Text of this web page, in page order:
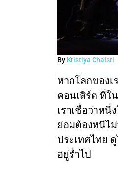
By Kristiya Chaisri
หากโลกของเ
คอนเสิร์ต ที่ใ
เราเชื่อว่าหนึ่
ย่อมต้องหนีไ
ประเทศไทย
อยู่ร่ำไป